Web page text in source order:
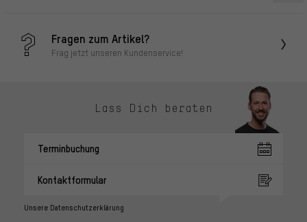
Fragen zum Artikel?
Frag jetzt unseren Kundenservice!
Lass Dich beraten
Terminbuchung
Kontaktformular
Unsere Datenschutzerklärung